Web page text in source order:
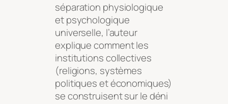
séparation physiologique
et psychologique
universelle, l’auteur
explique comment les
institutions collectives
(religions, systèmes
politiques et économiques)
se construisent sur le déni